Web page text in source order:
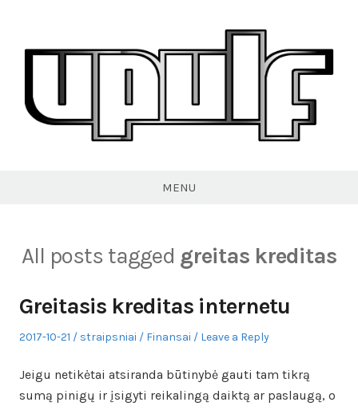
content
MENU
All posts tagged greitas kreditas
Greitasis kreditas internetu
Posted
2017-10-21 Author
straipsniai
Posted
Finansai Leave a Reply
Jeigu netikėtai atsiranda būtinybė gauti tam tikrą
sumą pinigų ir įsigyti reikalingą daiktą ar paslaugą, o